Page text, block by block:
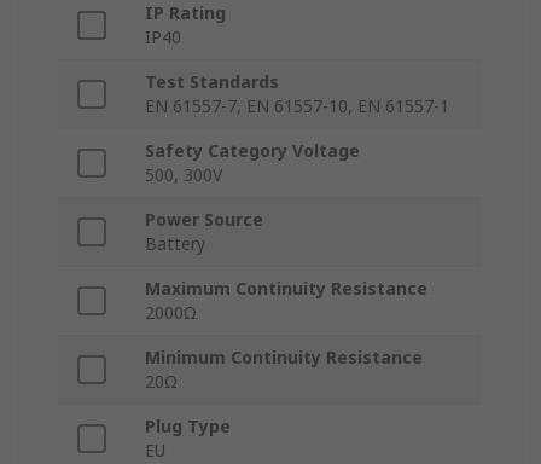
IP Rating
IP40
Test Standards
EN 61557-7, EN 61557-10, EN 61557-1
Safety Category Voltage
500, 300V
Power Source
Battery
Maximum Continuity Resistance
2000Ω
Minimum Continuity Resistance
20Ω
Plug Type
EU